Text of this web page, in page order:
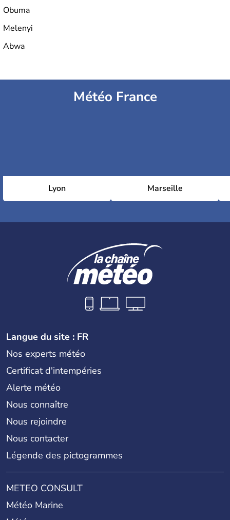
Obuma
Melenyi
Abwa
Météo France
Lyon Marseille
Langue du site : FR
Nos experts météo
Certificat d'intempéries
Alerte météo
Nous connaître
Nous rejoindre
Nous contacter
Légende des pictogrammes
METEO CONSULT
Météo Marine